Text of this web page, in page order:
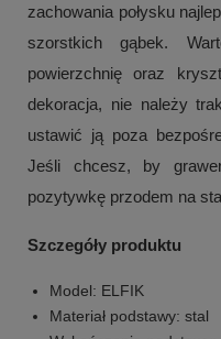
zachowania połysku
szorstkich gąbek.
powierzchnię oraz
dekoracja, nie należy
ustawić ją poza
Jeśli chcesz, by
pozytywkę przodem na
Szczegóły produktu
Model: ELFIK
Materiał podstawy: stal